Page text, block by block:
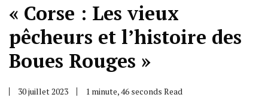
« Corse : Les vieux
pêcheurs et l’histoire des
Boues Rouges »
30 juillet 2023 1 minute, 46 seconds Read